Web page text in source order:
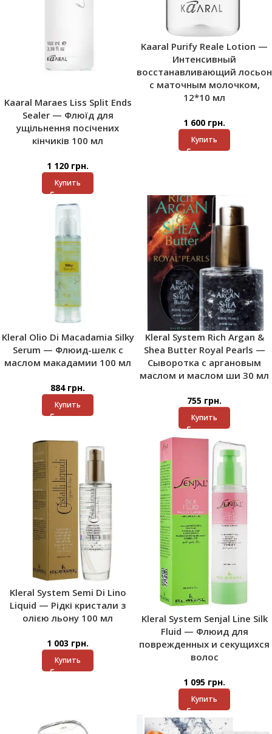
Kaaral Maraes Liss Split Ends
Sealer — Флюїд для
ущільнення посічених
кінчиків 100 мл
1 120 грн.
Купить
Kaaral Purify Reale Lotion —
Интенсивный
восстанавливающий лосьон
с маточным молочком,
12*10 мл
1 600 грн.
Купить
Kleral Olio Di Macadamia Silky
Serum — Флюид-шелк с
маслом макадамии 100 мл
884 грн.
Купить
Kleral System Rich Argan &
Shea Butter Royal Pearls —
Сыворотка с аргановым
маслом и маслом ши 30 мл
755 грн.
Купить
Kleral System Semi Di Lino
Liquid — Рідкі кристали з
олією льону 100 мл
1 003 грн.
Купить
Kleral System Senjal Line Silk
Fluid — Флюид для
поврежденных и секущихся
волос
1 095 грн.
Купить